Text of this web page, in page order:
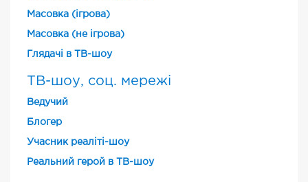
Масовка (ігрова)
Масовка (не ігрова)
Глядачі в ТВ-шоу
ТВ-шоу, соц. мережі
Ведучий
Блогер
Учасник реаліті-шоу
Реальний герой в ТВ-шоу